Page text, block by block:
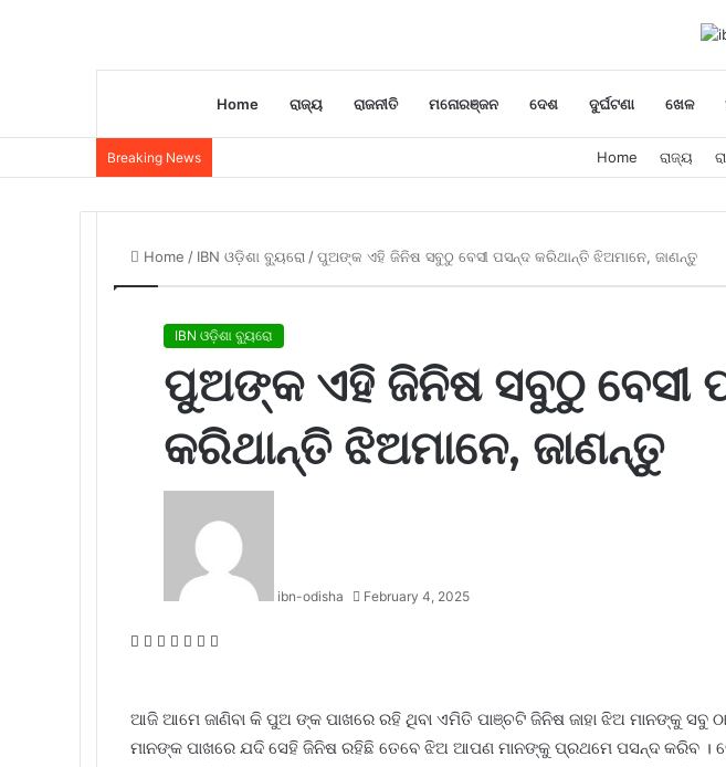
Home ରାଜ୍ୟ ରାଜନୀତି ମନୋରଞ୍ଜନ ଦେଶ ଦୁର୍ଘଟଣା ଖେଳ
Breaking News Home ରାଜ୍ୟ
Home / IBN ଓଡ଼ିଶା ବ୍ୟୁରୋ /ପୁଅଙ୍କ ଏହି ଜିନିଷ ସବୁଠୁ ବେସୀ ପସନ୍ଦ କରିଥାନ୍ତି ଝିଅମାନେ, ଜାଣନ୍ତୁ
IBN ଓଡ଼ିଶା ବ୍ୟୁରୋ
ପୁଅଙ୍କ ଏହି ଜିନିଷ ସବୁଠୁ ବେସୀ
କରିଥାନ୍ତି ଝିଅମାନେ, ଜାଣନ୍ତୁ
ibn-odisha February 4, 2025
Facebook
Twitter
LinkedIn
Tumblr
Pinterest
Reddit
ଆଜି ଆମେ ଜାଣିବା କି ପୁଅ ଙ୍କ ପାଖରେ ରହି ଥିବା ଏମିତି ପାଞ୍ଚଟି ଜିନିଷ ଜାହା ଝିଅ ମାନଙ୍କୁ ସବୁ
ମାନଙ୍କ ପାଖରେ ଯଦି ସେହି ଜିନିଷ ରହିଛି ତେବେ ଝିଅ ଆପଣ ମାନଙ୍କୁ ପ୍ରଥମେ ପସନ୍ଦ କରିବ ।